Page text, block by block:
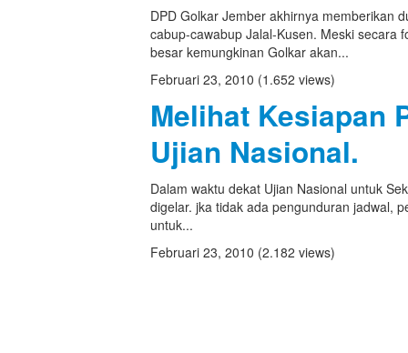
DPD Golkar Jember akhirnya memberikan
cabup-cawabup Jalal-Kusen. Meski secara
besar kemungkinan Golkar akan...
Februari 23, 2010 (1.652 views)
Melihat Kesiapan
Ujian Nasional.
Dalam waktu dekat Ujian Nasional untuk
digelar. jka tidak ada pengunduran jadwal,
untuk...
Februari 23, 2010 (2.182 views)